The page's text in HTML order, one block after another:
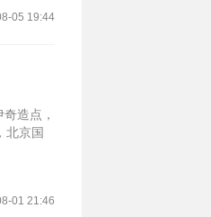
05 19:44
造点，
北京国
01 21:46